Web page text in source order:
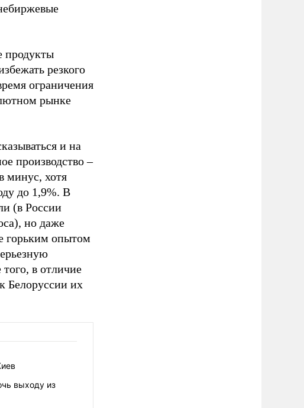
продукты
резкого
ограничения
рынке
и на
производство –
минус, хотя
до 1,9%. В
(в России
но даже
горьким опытом
в отличие
Белоруссии их
выходу из